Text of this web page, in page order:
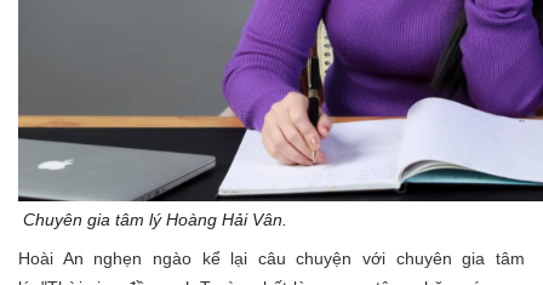
Chuyên gia tâm lý Hoàng Hải Vân.
Hoài An nghẹn ngào kể lại câu chuyện với chuyên gia tâm